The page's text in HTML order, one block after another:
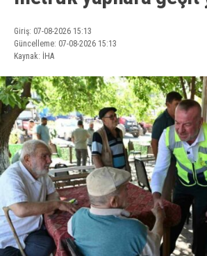
Giriş: 07-08-2026 15:13
Güncelleme: 07-08-2026 15:13
Kaynak: İHA